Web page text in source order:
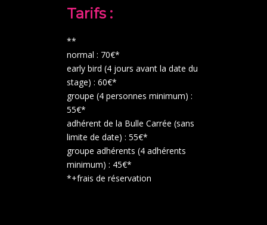
Tarifs :
**
normal : 70€*
early bird (4 jours avant la date du
stage) : 60€*
groupe (4 personnes minimum) :
55€*
adhérent de la Bulle Carrée (sans
limite de date) : 55€*
groupe adhérents (4 adhérents
minimum) : 45€*
*+frais de réservation